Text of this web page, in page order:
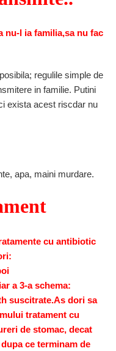
nu-l ia familia,sa nu fac
regulile simple de
in familie. Putini
exista acest riscdar nu
apa, maini murdare.
cu antibiotic
a 3-a schema:
suscitrate.As dori sa
tratament cu
de stomac, decat
ce terminam de